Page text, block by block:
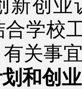
新创
学校
关事
和创